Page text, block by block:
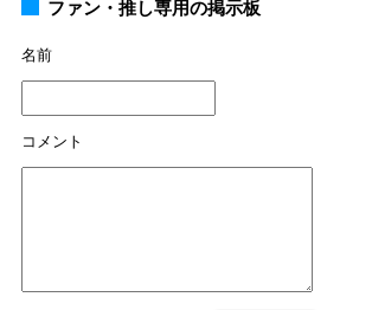
ファン・推し専用の掲示板
名前
コメント